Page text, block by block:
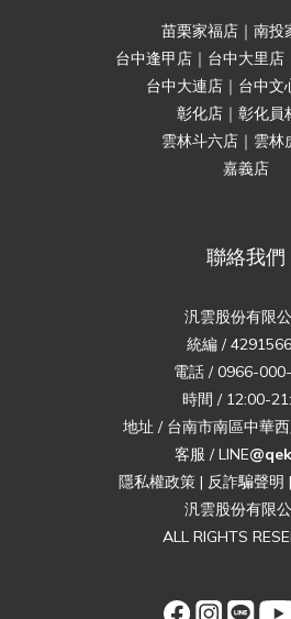
苗栗家福店｜南投
台中逢甲店｜台中大里店
台中大連店｜台中文
彰化店｜彰化員
雲林斗六店｜雲林
嘉義店
聯絡我們
汎雲股份有限
統編 /
電話 / 0966-
時間 / 12:00-
地址 / 台南市南區中華
客服 / LINE
隱私權政策 | 反詐騙聲明 |
汎雲股份有限
ALL RIGHTS